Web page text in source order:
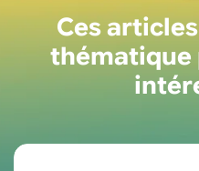
Ces
thématique